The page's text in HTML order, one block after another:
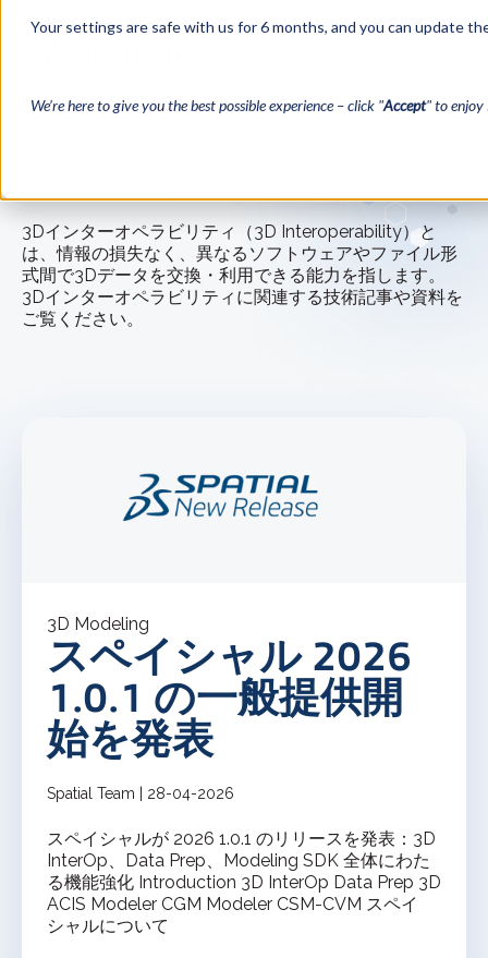
Your settings are safe with us for 6 months, and you can update
We’re here to give you the best possible experience – click "Accept" to
3Dインターオペラビリティ（3D Interoperability）と
は、情報の損失なく、異なるソフトウェアやファイル形
式間で3Dデータを交換・利用できる能力を指します。
3Dインターオペラビリティに関連する技術記事や資料を
ご覧ください。
3D Modeling
スペイシャル 2026
1.0.1 の一般提供開
始を発表
Spatial Team | 28-04-2026
スペイシャルが 2026 1.0.1 のリリースを発表：3D
InterOp、Data Prep、Modeling SDK 全体にわた
る機能強化 Introduction 3D InterOp Data Prep 3D
ACIS Modeler CGM Modeler CSM-CVM スペイ
シャルについて